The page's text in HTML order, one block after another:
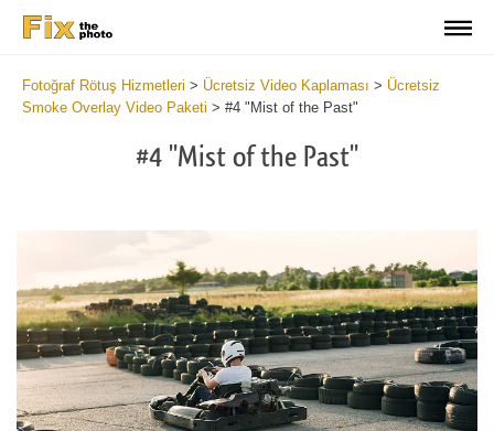
Fotoğraf Rötuş Hizmetleri > Ücretsiz Video Kaplaması > Ücretsiz
Smoke Overlay Video Paketi > #4 "Mist of the Past"
#4 "Mist of the Past"